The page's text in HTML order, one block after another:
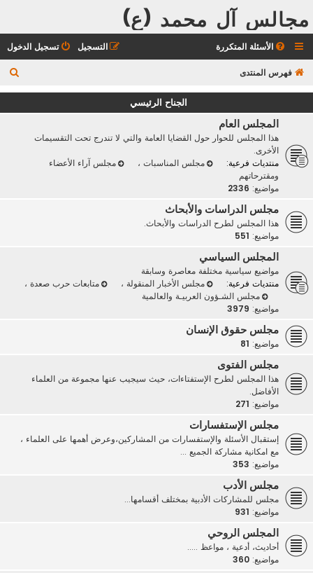
مجالس آل محمد (ع)
الأسئلة المتكررة تسجيل الدخول التسجيل
فهرس المنتدى
ح
الجناح الرئيسي
المجلس العام
هذا المجلس للحوار حول القضايا العامة والتي لا تندرج تحت التقسيمات
الأخرى.
منتديات فرعية:
مجلس المناسبات ،
مجلس آراء الأعضاء
ومقترحاتهم
مواضيع: 2336
مجلس الدراسات والأبحاث
هذا المجلس لطرح الدراسات والأبحاث.
مواضيع: 551
المجلس السياسي
مواضيع سياسية مختلفة معاصرة وسابقة
منتديات فرعية:
مجلس الأخبار المنقولة ، متابعات حرب صعدة ،
مجلس الشـؤون العربيـة والعالمية
مواضيع: 3979
مجلس حقوق الإنسان
مواضيع: 81
مجلس الفتوى
هذا المجلس لطرح الإستفتاءات، حيث سيجيب عنها مجموعة من العلماء
الأفاضل.
مواضيع: 271
مجلس الإستفسارات
إستقبال الأسئلة والإستفسارات من المشاركين،وعرض أهمها على العلماء ،
مع امكانية مشاركة الجميع ...
مواضيع: 353
مجلس الأدب
مجلس للمشاركات الأدبية بمختلف أقسامها...
مواضيع: 931
المجلس الروحي
أحاديث، أدعية ، مواعظ .....
مواضيع: 360